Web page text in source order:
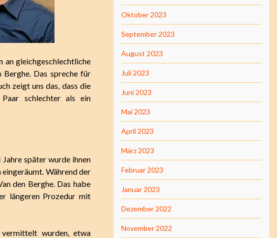
an gleichgeschlechtliche
Berghe. Das spreche für
zeigt uns das, dass die
schlechter als ein
später wurde ihnen
Während der
den Berghe. Das habe
längeren Prozedur mit
wurden, etwa
Oktober 2023
September 2023
August 2023
Juli 2023
Juni 2023
Mai 2023
April 2023
März 2023
Februar 2023
Januar 2023
Dezember 2022
November 2022